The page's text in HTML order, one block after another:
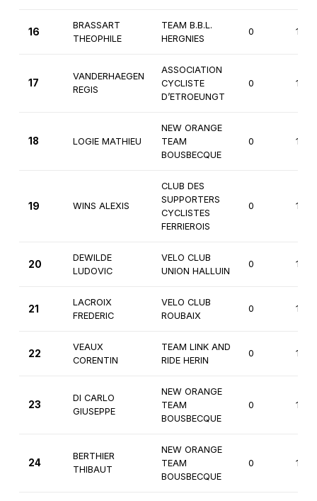
16
BRASSART
THEOPHILE
TEAM B.B.L.
HERGNIES
0 1ère
17
VANDERHAEGEN
REGIS
ASSOCIATION
CYCLISTE
D’ETROEUNGT
0 1ère
18 LOGIE MATHIEU
NEW ORANGE
TEAM
BOUSBECQUE
0 1ère
19 WINS ALEXIS
CLUB DES
SUPPORTERS
CYCLISTES
FERRIEROIS
0 1ère
20
DEWILDE
LUDOVIC
VELO CLUB
UNION HALLUIN
0 1ère
21
LACROIX
FREDERIC
VELO CLUB
ROUBAIX
0 1ère
22
VEAUX
CORENTIN
TEAM LINK AND
RIDE HERIN
0 1ère
23
DI CARLO
GIUSEPPE
NEW ORANGE
TEAM
BOUSBECQUE
0 1ère
24
BERTHIER
THIBAUT
NEW ORANGE
TEAM
BOUSBECQUE
0 1ère